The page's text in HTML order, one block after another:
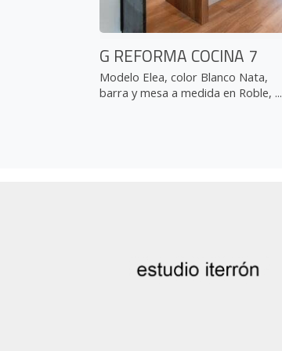
G REFORMA COCINA 7
Modelo Elea, color Blanco Nata,
barra y mesa a medida en Roble, ...